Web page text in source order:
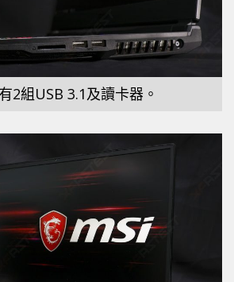
2組USB 3.1及讀卡器。